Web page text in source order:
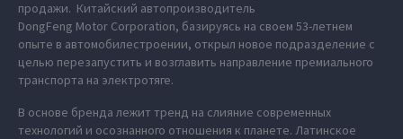
продажи. Китайский автопроизводитель
DongFeng Motor Corporation, базируясь на своем 53-летнем
опыте в автомобилестроении, открыл новое подразделение с
целью перезапустить и возглавить направление премиального
транспорта на электротяге.
В основе бренда лежит тренд на слияние современных
технологий и осознанного отношения к планете. Латинское